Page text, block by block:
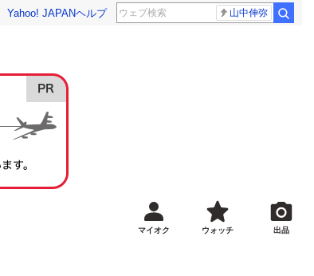
Yahoo! JAPANヘルプ 山中伸弥
マイオク ウォッチ 出品